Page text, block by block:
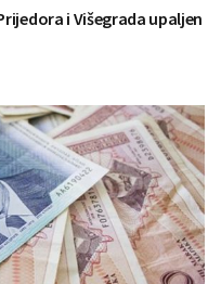
i Višegrada upaljen